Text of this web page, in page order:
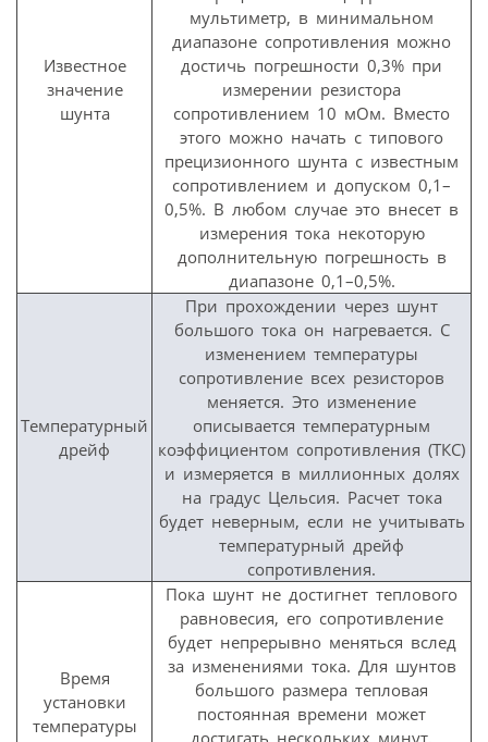
Известное
значение
шунта
мультиметр, в минимальном
диапазоне сопротивления можно
достичь погрешности 0,3% при
измерении резистора
сопротивлением 10 мОм. Вместо
этого можно начать с типового
прецизионного шунта с известным
сопротивлением и допуском 0,1–
0,5%. В любом случае это внесет в
измерения тока некоторую
дополнительную погрешность в
диапазоне 0,1–0,5%.
Температурный
дрейф
При прохождении через шунт
большого тока он нагревается. С
изменением температуры
сопротивление всех резисторов
меняется. Это изменение
описывается температурным
коэффициентом сопротивления (ТКС)
и измеряется в миллионных долях
на градус Цельсия. Расчет тока
будет неверным, если не учитывать
температурный дрейф
сопротивления.
Время
установки
температуры
Пока шунт не достигнет теплового
равновесия, его сопротивление
будет непрерывно меняться вслед
за изменениями тока. Для шунтов
большого размера тепловая
постоянная времени может
достигать нескольких минут.